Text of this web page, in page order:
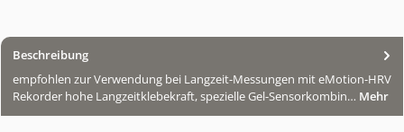
Beschreibung
empfohlen zur Verwendung bei Langzeit-Messungen mit eMotion-HRV
Rekorder hohe Langzeitklebekraft, spezielle Gel-Sensorkombin… Mehr